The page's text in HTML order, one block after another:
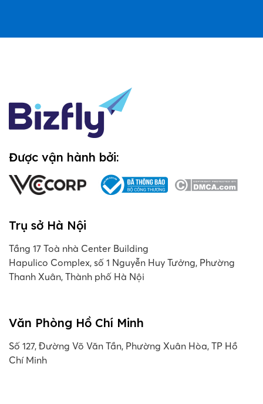
Được vận hành bởi:
Trụ sở Hà Nội
Tầng 17 Toà nhà Center Building
Hapulico Complex, số 1 Nguyễn Huy Tưởng, Phường
Thanh Xuân, Thành phố Hà Nội
Văn Phòng Hồ Chí Minh
Số 127, Đường Võ Văn Tần, Phường Xuân Hòa, TP Hồ
Chí Minh